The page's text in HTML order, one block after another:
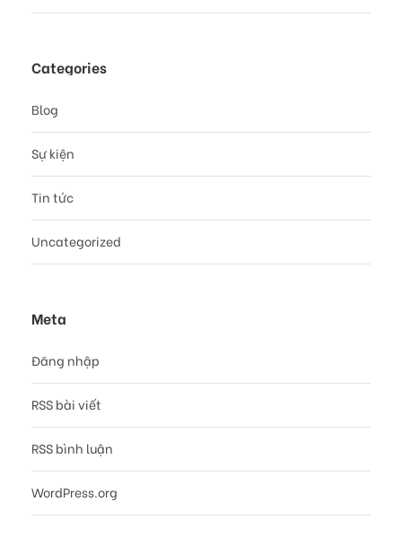
Categories
Blog
Sự kiện
Tin tức
Uncategorized
Meta
Đăng nhập
RSS bài viết
RSS bình luận
WordPress.org